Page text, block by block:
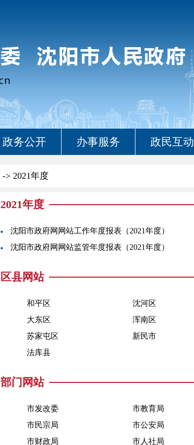
政务公开 办事服务 政民互动
-> 2021年度
2021年度
沈阳市政府网网站工作年度报表（2021年度）
沈阳市政府网网站监管年度报表（2021年度）
区县网站
和平区 沈河区
大东区
浑南区
苏家屯区
新民市
法库县
部门网站
市发改委 市教育局
市民宗局
市公安局
市财政局
市人社局